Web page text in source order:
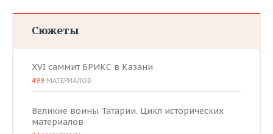
Сюжеты
XVI саммит БРИКС в Казани
499 МАТЕРИАЛОВ
Великие воины Татарии. Цикл исторических
материалов